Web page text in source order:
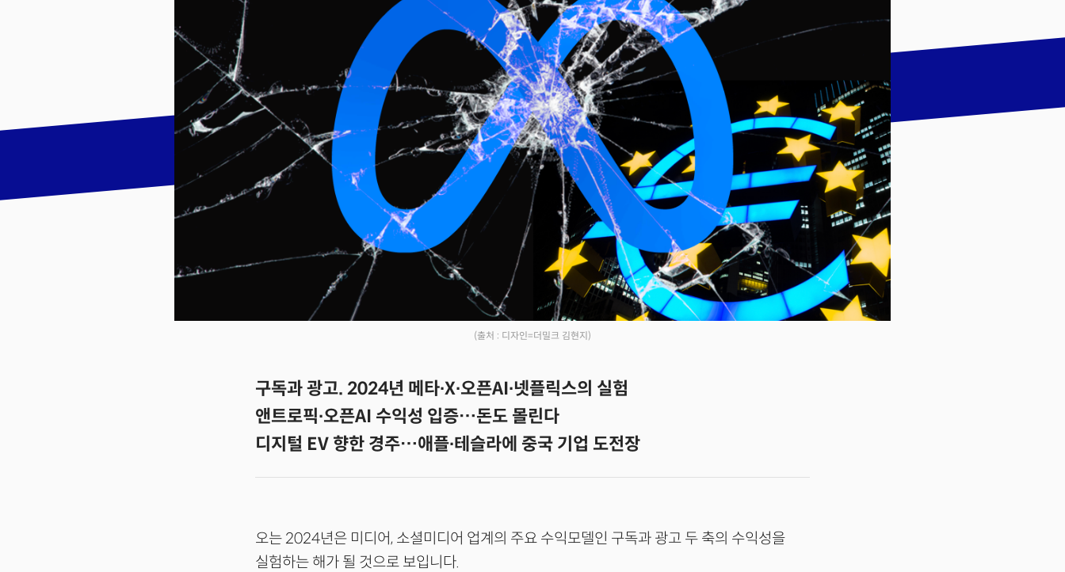
(출처 : 디자인=더밀크 김현지)
구독과 광고. 2024년 메타∙X∙오픈AI∙넷플릭스의 실험
앤트로픽∙오픈AI 수익성 입증…돈도 몰린다
디지털 EV 향한 경주…애플∙테슬라에 중국 기업 도전장
오는 2024년은 미디어, 소셜미디어 업계의 주요 수익모델인 구독과 광고 두 축의 수익성을
실험하는 해가 될 것으로 보입니다.